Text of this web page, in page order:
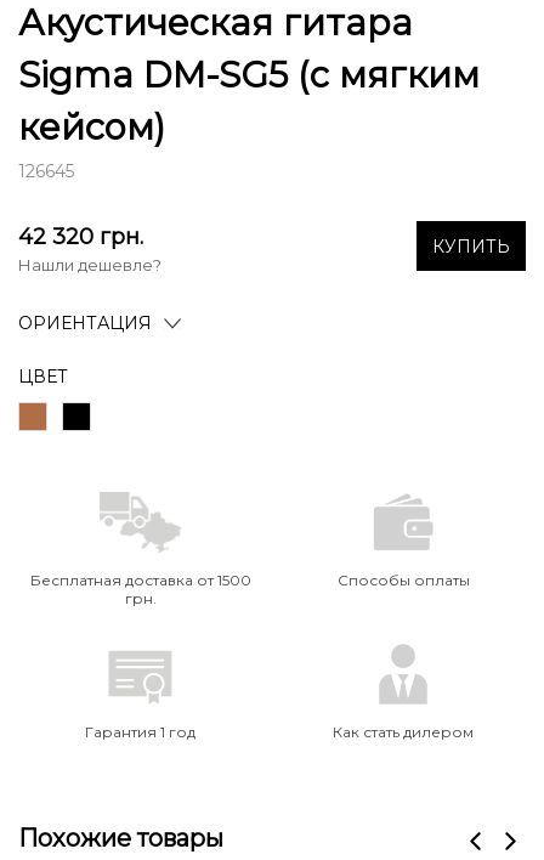
Акустическая гитара
Sigma DM-SG5 (с мягким
кейсом)
126645
42 320 грн.
Нашли дешевле?
КУПИТЬ
ОРИЕНТАЦИЯ
ЦВЕТ
Бесплатная доставка от 1500
грн.
Способы оплаты
Гарантия 1 год Как стать дилером
Похожие товары